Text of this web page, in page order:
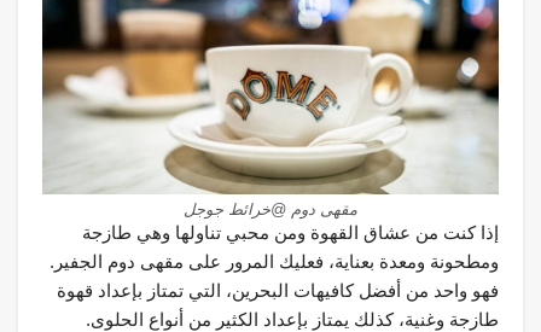
مقهى دوم @خرائط جوجل
إذا كنت من عشاق القهوة ومن محبي تناولها وهي طازجة
ومطحونة ومعدة بعناية، فعليك المرور على مقهى دوم الجفير.
فهو واحد من أفضل كافيهات البحرين، التي تمتاز بإعداد قهوة
طازجة وغنية، كذلك يمتاز بإعداد الكثير من أنواع الحلوى.